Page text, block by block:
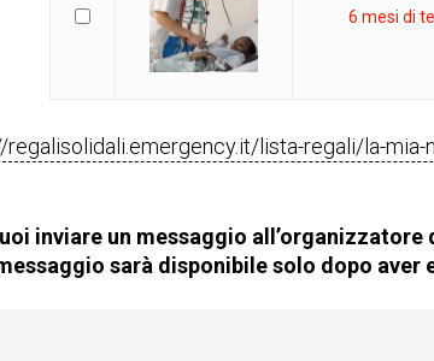
6 mesi di
regalisolidali.emergency.it/lista-regali/la-mia-
inviare un messaggio
sarà disponibile solo dopo